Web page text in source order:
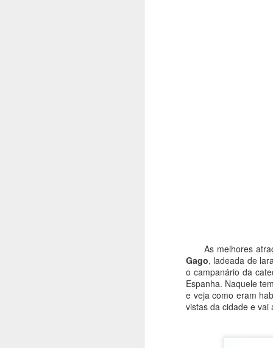
As melhores
Gago, ladeada de
o campanário da
Espanha. Naquele
e veja como eram
vistas da cidade e vai